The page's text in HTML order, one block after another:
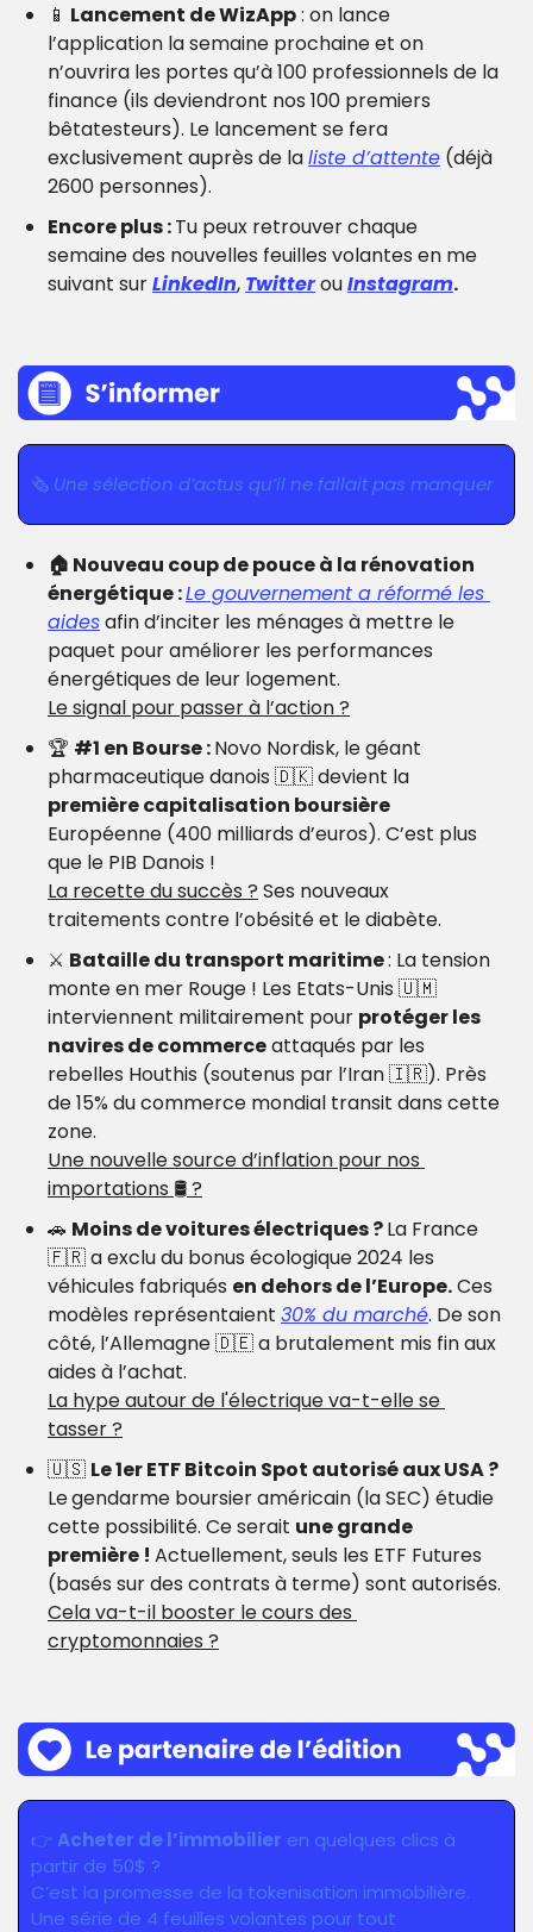
📱 Lancement de WizApp : on lance
l’application la semaine prochaine et on
n’ouvrira les portes qu’à 100 professionnels de la
finance (ils deviendront nos 100 premiers
bêtatesteurs). Le lancement se fera
exclusivement auprès de la liste d’attente (déjà
2600 personnes).
Encore plus : Tu peux retrouver chaque
semaine des nouvelles feuilles volantes en me
suivant sur LinkedIn, Twitter ou Instagram.
🗞 Une sélection d’actus qu’il ne fallait pas manquer
🏠 Nouveau coup de pouce à la rénovation
énergétique : Le gouvernement a réformé les
aides afin d’inciter les ménages à mettre le
paquet pour améliorer les performances
énergétiques de leur logement.
Le signal pour passer à l’action ?
🏆 #1 en Bourse : Novo Nordisk, le géant
pharmaceutique danois 🇩🇰
première capitalisation boursière
Européenne (400 milliards d’euros). C’est plus
que le PIB Danois !
La recette du succès ? Ses nouveaux
traitements contre l’obésité et le diabète.
⚔️ Bataille du transport maritime : La tension
monte en mer Rouge ! Les Etats-Unis 🇺🇲
interviennent militairement pour protéger les
navires de commerce attaqués par les
rebelles Houthis (soutenus par l’Iran 🇮🇷). Près
de 15% du commerce mondial transit dans cette
zone.
Une nouvelle source d’inflation pour nos
importations 🛢 ?
🚗 Moins de voitures électriques ?
🇫🇷 a exclu du bonus écologique 2024 les
véhicules fabriqués en dehors de l’Europe. Ces
modèles représentaient 30% du marché. De son
côté, l’Allemagne 🇩🇪 a brutalement mis fin aux
aides à l’achat.
La hype autour de l'électrique va-t-elle se
tasser ?
🇺🇸
Legendarme boursier américain (la SEC) étudie
cette possibilité. Ce serait une grande
première ! Actuellement, seuls les ETF Futures
(basés sur des contrats à terme) sont autorisés.
Cela va-t-il booster le cours des
cryptomonnaies ?
👉Acheter de l’immobilier en quelques clics à
partir de 50$ ?
C’est la promesse de la tokenisation immobilière.
Une série de 4 feuilles volantes pour tout